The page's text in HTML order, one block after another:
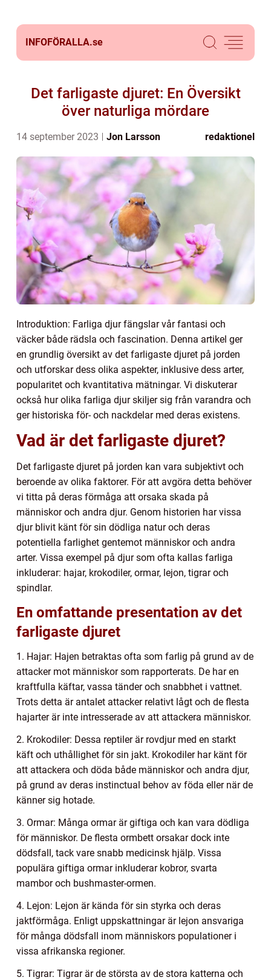
INFOFÖRALLA.se
Det farligaste djuret: En Översikt
över naturliga mördare
14 september 2023 Jon Larsson redaktionel
Introduktion: Farliga djur fängslar vår fantasi och
väcker både rädsla och fascination. Denna artikel ger
en grundlig översikt av det farligaste djuret på jorden
och utforskar dess olika aspekter, inklusive dess arter,
popularitet och kvantitativa mätningar. Vi diskuterar
också hur olika farliga djur skiljer sig från varandra och
ger historiska för- och nackdelar med deras existens.
Vad är det farligaste djuret?
Det farligaste djuret på jorden kan vara subjektivt och
beroende av olika faktorer. För att avgöra detta behöver
vi titta på deras förmåga att orsaka skada på
människor och andra djur. Genom historien har vissa
djur blivit känt för sin dödliga natur och deras
potentiella farlighet gentemot människor och andra
arter. Vissa exempel på djur som ofta kallas farliga
inkluderar: hajar, krokodiler, ormar, lejon, tigrar och
spindlar.
En omfattande presentation av det
farligaste djuret
1. Hajar: Hajen betraktas ofta som farlig på grund av de
attacker mot människor som rapporterats. De har en
kraftfulla käftar, vassa tänder och snabbhet i vattnet.
Trots detta är antalet attacker relativt lågt och de flesta
hajarter är inte intresserade av att attackera människor.
2. Krokodiler: Dessa reptiler är rovdjur med en starkt
käft och uthållighet för sin jakt. Krokodiler har känt för
att attackera och döda både människor och andra djur,
på grund av deras instinctual behov av föda eller när de
känner sig hotade.
3. Ormar: Många ormar är giftiga och kan vara dödliga
för människor. De flesta ormbett orsakar dock inte
dödsfall, tack vare snabb medicinsk hjälp. Vissa
populära giftiga ormar inkluderar kobror, svarta
mambor och bushmaster-ormen.
4. Lejon: Lejon är kända för sin styrka och deras
jaktförmåga. Enligt uppskattningar är lejon ansvariga
för många dödsfall inom människors populationer i
vissa afrikanska regioner.
5. Tigrar: Tigrar är de största av de stora katterna och